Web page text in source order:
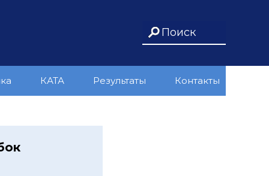
КАТА Результаты Контакты